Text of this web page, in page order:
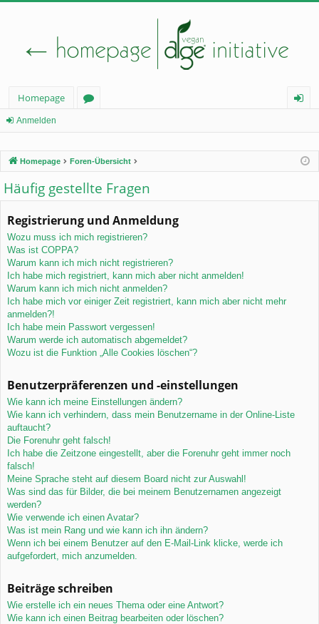
Homepage
el
Anmelden
Homepage Foren-Übersicht
Häufig gestellte Fragen
Registrierung und Anmeldung
Wozu muss ich mich registrieren?
Was ist COPPA?
Warum kann ich mich nicht registrieren?
Ich habe mich registriert, kann mich aber nicht anmelden!
Warum kann ich mich nicht anmelden?
Ich habe mich vor einiger Zeit registriert, kann mich aber nicht mehr
anmelden?!
Ich habe mein Passwort vergessen!
Warum werde ich automatisch abgemeldet?
Wozu ist die Funktion „Alle Cookies löschen“?
Benutzerpräferenzen und -einstellungen
Wie kann ich meine Einstellungen ändern?
Wie kann ich verhindern, dass mein Benutzername in der Online-Liste
auftaucht?
Die Forenuhr geht falsch!
Ich habe die Zeitzone eingestellt, aber die Forenuhr geht immer noch
falsch!
Meine Sprache steht auf diesem Board nicht zur Auswahl!
Was sind das für Bilder, die bei meinem Benutzernamen angezeigt
werden?
Wie verwende ich einen Avatar?
Was ist mein Rang und wie kann ich ihn ändern?
Wenn ich bei einem Benutzer auf den E-Mail-Link klicke, werde ich
aufgefordert, mich anzumelden.
Beiträge schreiben
Wie erstelle ich ein neues Thema oder eine Antwort?
Wie kann ich einen Beitrag bearbeiten oder löschen?